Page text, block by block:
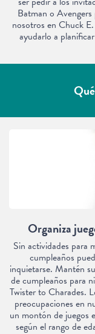
Batman o Avengers
nosotros en Chuck
ayudarlo a
Organiza
Sin actividades para
cumpleaños
inquietarse. Mantén
de cumpleaños para
Twister to Charades.
preocupaciones en
un montón de juegos
según el rango de